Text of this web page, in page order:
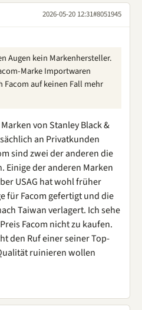
2026-05-20 12:31#8051945
Augen kein Markenhersteller.
Marke Importwaren
auf keinen Fall mehr
von Stanley Black &
an Privatkunden
sind zwei der anderen die
Einige der anderen Marken
USAG hat wohl früher
für Facom gefertigt und die
Taiwan verlagert. Ich sehe
Facom nicht zu kaufen.
den Ruf einer seiner Top-
ruinieren wollen